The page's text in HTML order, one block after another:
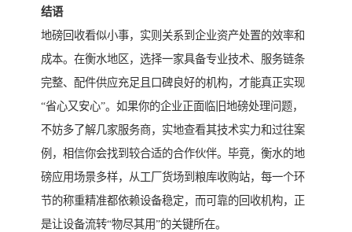
结语
地磅回收看似小事，实则关系到企业资产处置的效率和
成本。在衡水地区，选择一家具备专业技术、服务链条
完整、配件供应充足且口碑良好的机构，才能真正实现
“省心又安心”。如果你的企业正面临旧地磅处理问题，
不妨多了解几家服务商，实地查看其技术实力和过往案
例，相信你会找到较合适的合作伙伴。毕竟，衡水的地
磅应用场景多样，从工厂货场到粮库收购站，每一个环
节的称重精准都依赖设备稳定，而可靠的回收机构，正
是让设备流转“物尽其用”的关键所在。